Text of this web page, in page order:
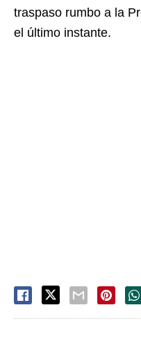
traspaso rumbo a la
el último instante.